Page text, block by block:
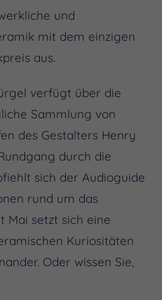
und
mit dem einzigen
aus.
verfügt über die
Sammlung von
des Gestalters Henry
durch die
sich der Audioguide
rund um das
Mai setzt sich eine
Kuriositäten
Oder wissen Sie,